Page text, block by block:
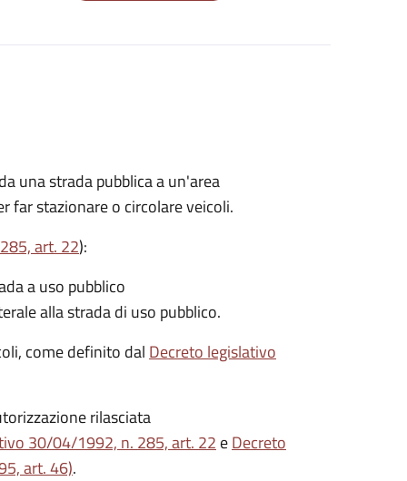
una strada pubblica a un'area
far stazionare o circolare veicoli.
art. 22):
a uso pubblico
alla strada di uso pubblico.
come definito dal Decreto legislativo
rilasciata
30/04/1992, n. 285, art. 22 eDecreto
art. 46).